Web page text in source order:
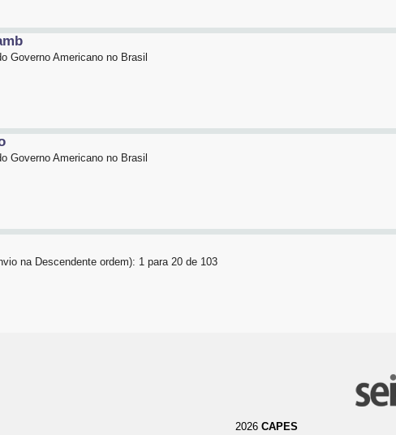
Governo Americano no Brasil
Governo Americano no Brasil
na Descendente ordem): 1 para 20 de 103
2026 CAPES